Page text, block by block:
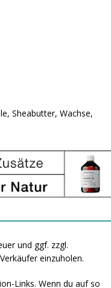
Sheabutter, Wachse,
und ggf. zzgl.
einzuholen.
Links. Wenn du auf so